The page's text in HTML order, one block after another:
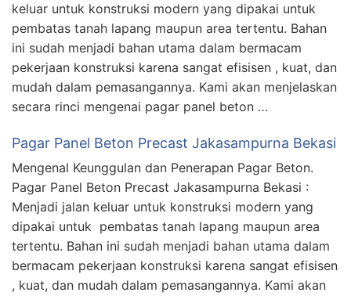
keluar untuk konstruksi modern yang dipakai untuk
pembatas tanah lapang maupun area tertentu. Bahan
ini sudah menjadi bahan utama dalam bermacam
pekerjaan konstruksi karena sangat efisisen , kuat, dan
mudah dalam pemasangannya. Kami akan menjelaskan
secara rinci mengenai pagar panel beton …
Pagar Panel Beton Precast Jakasampurna Bekasi
Mengenal Keunggulan dan Penerapan Pagar Beton.
Pagar Panel Beton Precast Jakasampurna Bekasi :
Menjadi jalan keluar untuk konstruksi modern yang
dipakai untuk pembatas tanah lapang maupun area
tertentu. Bahan ini sudah menjadi bahan utama dalam
bermacam pekerjaan konstruksi karena sangat efisisen
, kuat, dan mudah dalam pemasangannya. Kami akan